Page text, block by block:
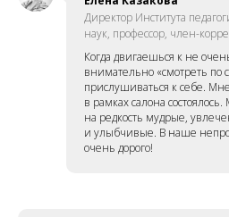
Директор Института
наук, профессор, член-
Когда двигаешься к не
внимательно «смотреть по
прислушиваться к себе.
в рамках салона
на редкость мудрые,
и улыбчивые. В наше
очень дорого!